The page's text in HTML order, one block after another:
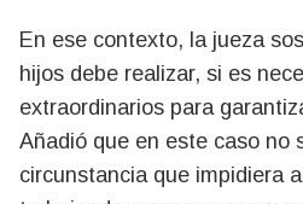
En ese contexto, la jueza
hijos debe realizar, si es
extraordinarios para
Añadió que en este caso no
circunstancia que impidiera